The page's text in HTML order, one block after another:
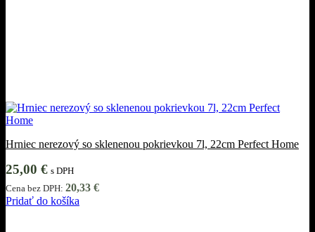
Hrniec nerezový so sklenenou pokrievkou 7l, 22cm Perfect Home
25,00 € s DPH
Cena bez DPH: 20,33 €
Pridať do košíka